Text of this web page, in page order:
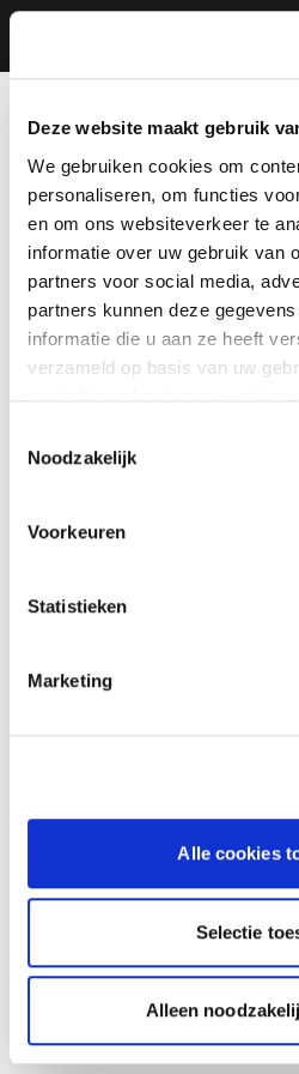
Deze website maakt gebruik
We gebruiken cookies om
personaliseren, om functies
en om ons websiteverkeer te
informatie over uw gebruik van
partners voor social media,
partners kunnen deze
informatie die u aan ze heeft
verzameld op basis van uw
Noodzakelijk
Voorkeuren
Statistieken
Marketing
Alle cookies
Selectie
Alleen